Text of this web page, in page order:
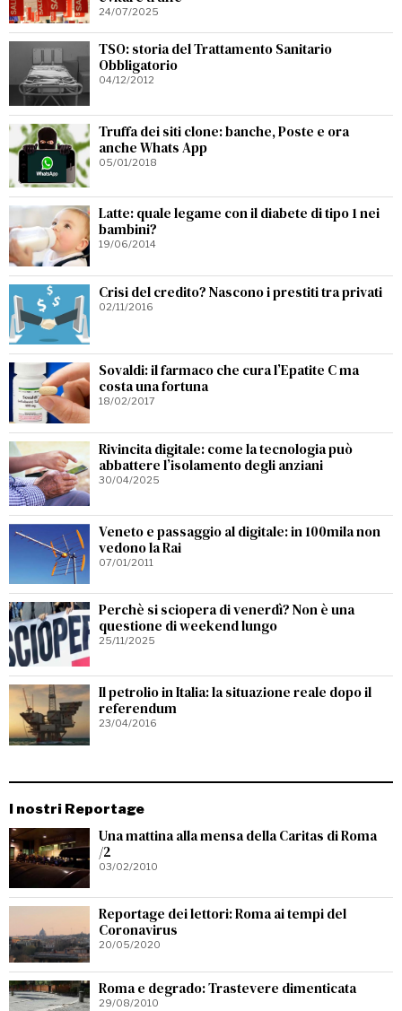
24/07/2025
TSO: storia del Trattamento Sanitario
Obbligatorio
04/12/2012
Truffa dei siti clone: banche, Poste e ora
anche Whats App
05/01/2018
Latte: quale legame con il diabete di tipo 1 nei
bambini?
19/06/2014
Crisi del credito? Nascono i prestiti tra privati
02/11/2016
Sovaldi: il farmaco che cura l’Epatite C ma
costa una fortuna
18/02/2017
Rivincita digitale: come la tecnologia può
abbattere l’isolamento degli anziani
30/04/2025
Veneto e passaggio al digitale: in 100mila non
vedono la Rai
07/01/2011
Perchè si sciopera di venerdì? Non è una
questione di weekend lungo
25/11/2025
Il petrolio in Italia: la situazione reale dopo il
referendum
23/04/2016
I nostri Reportage
Una mattina alla mensa della Caritas di Roma
/2
03/02/2010
Reportage dei lettori: Roma ai tempi del
Coronavirus
20/05/2020
Roma e degrado: Trastevere dimenticata
29/08/2010